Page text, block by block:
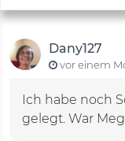
Dany127
vor einem
Ich habe noch
gelegt. War